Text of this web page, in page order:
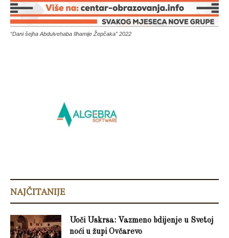
“Dani šejha Abdulvehaba Ilhamije Žepčaka” 2022
NAJČITANIJE
Uoči Uskrsa: Vazmeno bdijenje u Svetoj
noći u župi Ovčarevo